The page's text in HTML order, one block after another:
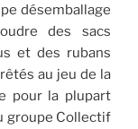
désemballage
des sacs
et des rubans
au jeu de la
pour la plupart
groupe Collectif